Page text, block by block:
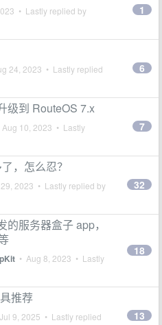
• Lastly replied by 1
24, 2023 • Lastly replied
6
级到 RouteOS 7.x
Aug 10, 2023 • Lastly
7
，怎么忍？
2023 • Lastly replied by 32
的服务器盒子 app，
• Aug 8, 2023 • Lastly
18
推荐
Jul 9, 2025 • Lastly replied
13